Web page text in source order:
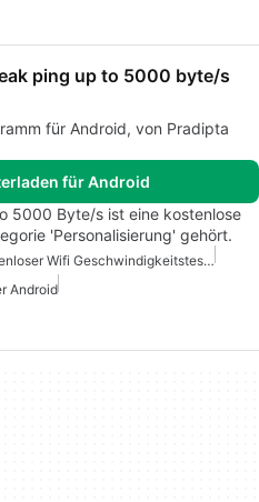
ping up to 5000 byte/s
für Android, von Pradipta
für Android
5000 Byte/s ist eine kostenlose
'Personalisierung' gehört.
Kostenloser Wifi Geschwindigkeitstest Fuer Android
Android